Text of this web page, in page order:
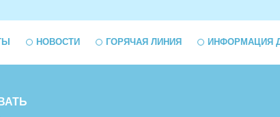
НОВОСТИ ГОРЯЧАЯ ЛИНИЯ ИНФОРМАЦИЯ